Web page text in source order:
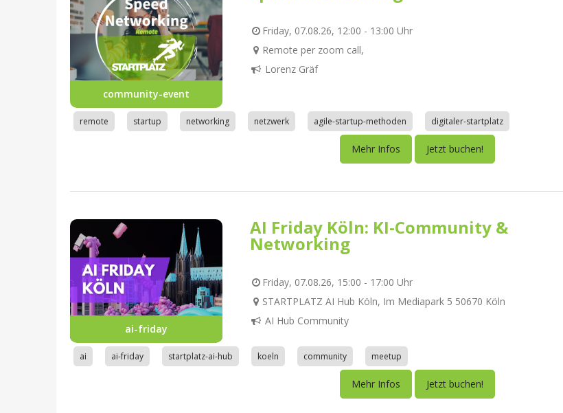
community-event
Friday, 07.08.26, 12:00 - 13:00 Uhr
Remote per zoom call,
Lorenz Gräf
remote startup networking netzwerk agile-startup-methoden digitaler-startplatz
Mehr Infos Jetzt buchen!
ai-friday
AI Friday Köln: KI-Community &
Networking
Friday, 07.08.26, 15:00 - 17:00 Uhr
STARTPLATZ AI Hub Köln, Im Mediapark 5 50670 Köln
AI Hub Community
ai ai-friday startplatz-ai-hub koeln community meetup
Mehr Infos Jetzt buchen!